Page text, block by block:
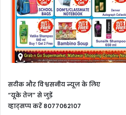
सटीक और विश्वसनीय न्यूज़ के लिए
“यूके तेज” से जुड़ें
व्हाट्सप्प करें 8077062107